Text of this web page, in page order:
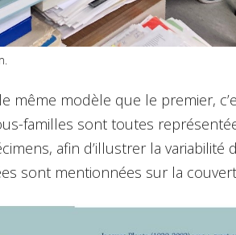
même modèle que le premier,
familles sont toutes
afin d’illustrer la variabilité
sont mentionnées sur la